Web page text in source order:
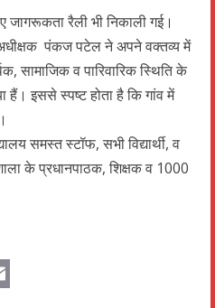
जागरूकता रैली भी निकाली गई।
पंकज पटेल ने अपने वक्तव्य में
सामाजिक व पारिवारिक स्थिति के
हैं। इससे स्पष्ट होता है कि गांव में
समस्त स्टॉफ, सभी विद्यार्थी, व
के प्रधानपाठक, शिक्षक व 1000